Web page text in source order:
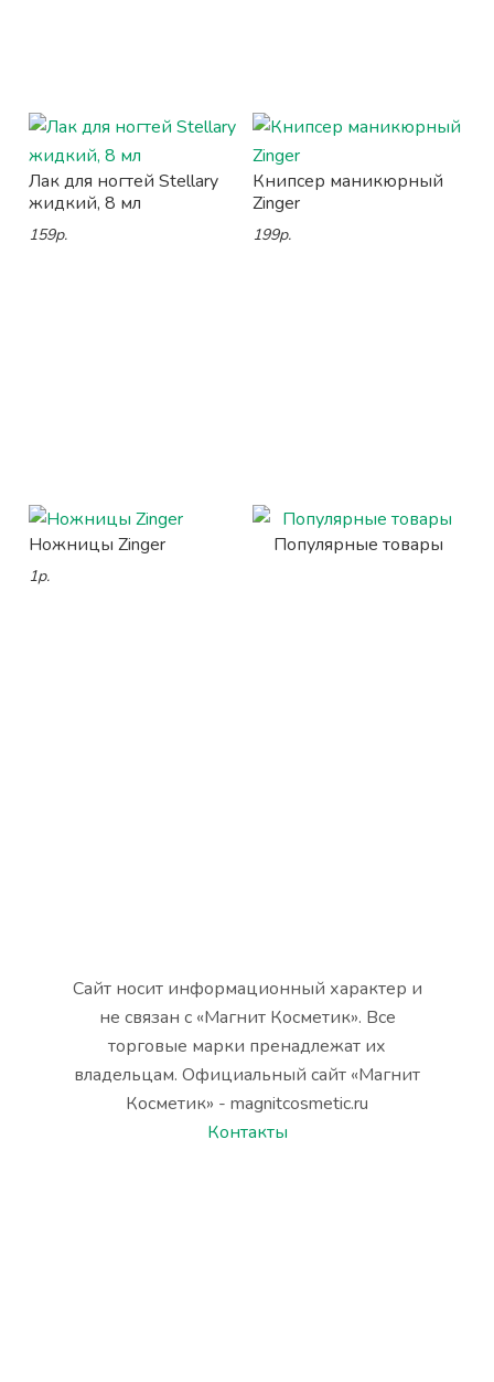
Лак для ногтей Stellary
жидкий, 8 мл
159р.
Книпсер маникюрный
Zinger
199р.
Ножницы Zinger
1р.
Популярные товары
Сайт носит информационный характер и
не связан с «Магнит Косметик». Все
торговые марки пренадлежат их
владельцам. Официальный сайт «Магнит
Косметик» - magnitcosmetic.ru
Контакты